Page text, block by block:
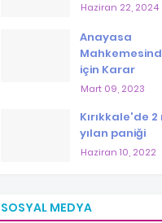
Haziran 22, 2024
Anayasa
için Karar
Mart 09, 2023
Kırıkkale'de
yılan paniği
Haziran 10, 2022
SOSYAL MEDYA